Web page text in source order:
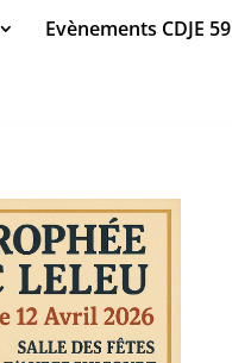
Evènements CDJE 59